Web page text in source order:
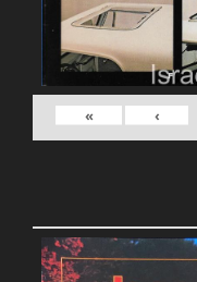
›
»